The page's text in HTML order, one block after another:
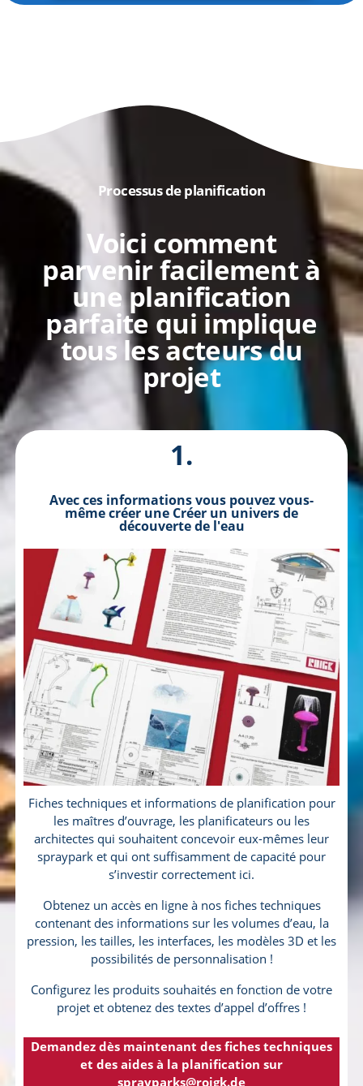
Processus de planification
Voici comment
parvenir facilement à
une planification
parfaite qui implique
tous les acteurs du
projet
1.
Avec ces informations vous pouvez vous-
même créer une Créer un univers de
découverte de l'eau
Fiches techniques et informations de planification pour
les maîtres d’ouvrage, les planificateurs ou les
architectes qui souhaitent concevoir eux-mêmes leur
spraypark et qui ont suffisamment de capacité pour
s’investir correctement ici.
Obtenez un accès en ligne à nos fiches techniques
contenant des informations sur les volumes d’eau, la
pression, les tailles, les interfaces, les modèles 3D et les
possibilités de personnalisation !
Configurez les produits souhaités en fonction de votre
projet et obtenez des textes d’appel d’offres !
Demandez dès maintenant des fiches techniques
et des aides à la planification sur
sprayparks@roigk.de